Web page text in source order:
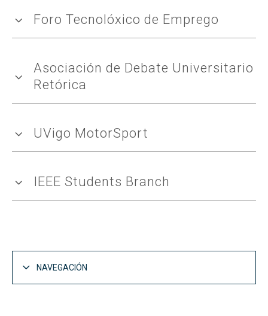
Foro Tecnolóxico de Emprego
Asociación de Debate Universitario
Retórica
UVigo MotorSport
IEEE Students Branch
NAVEGACIÓN